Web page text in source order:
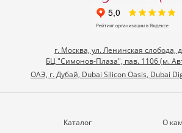
г. Москва, ул. Ленинская слобода,
БЦ "Симонов-Плаза", пав. 1106 (м.
ОАЭ, г. Дубай, Dubai Silicon Oasis, Dubai
Каталог
О